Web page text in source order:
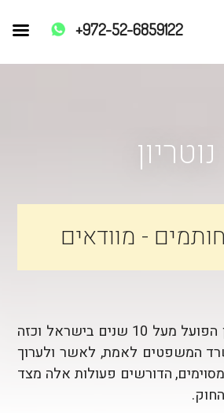
נוטריון
- מוודאים
נוטריון הוא עורך דין הפועל מעל 10 שנים בישראל וכזה
המשפטים לאמת, לאשר ולערוך
הדורשים פעולות אלה מצד
+972-52-6859122